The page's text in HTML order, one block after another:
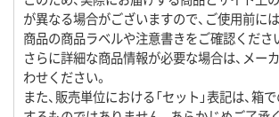
が異なる場合がございますので、ご使用前に
商品の商品ラベルや注意書きをご確認くださ
さらに詳細な商品情報が必要な場合は、メー
わせください。
また、販売単位における「セット」表記は、箱